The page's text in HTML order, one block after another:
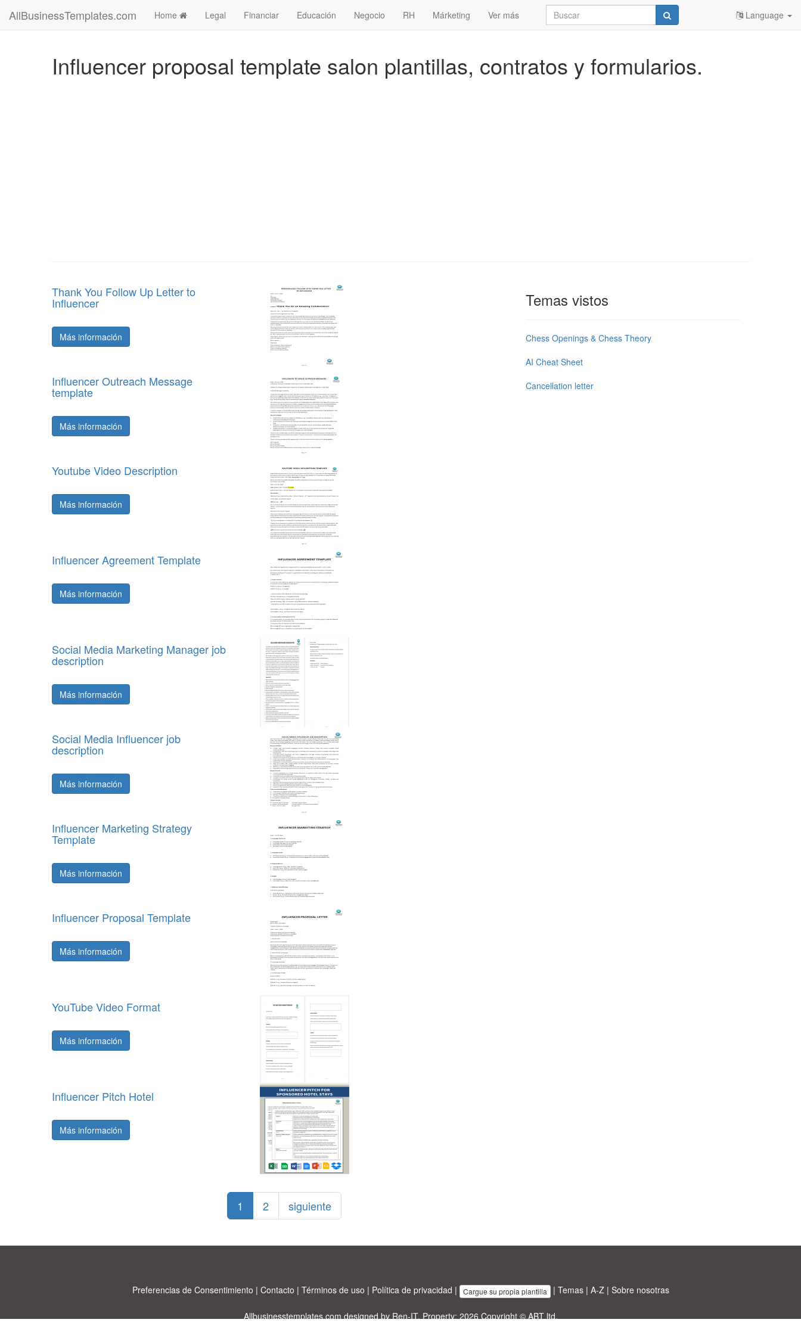
AllBusinessTemplates.com Home Legal Financiar Educación Negocio RH Márketing Ver más Language
Influencer proposal template salon plantillas, contratos y formularios.
Thank You Follow Up Letter to
Influencer
Más información
Influencer Outreach Message
template
Más información
Youtube Video Description
Más información
Influencer Agreement Template
Más información
Social Media Marketing Manager job
description
Más información
Social Media Influencer job
description
Más información
Influencer Marketing Strategy
Template
Más información
Influencer Proposal Template
Más información
YouTube Video Format
Más información
Influencer Pitch Hotel
Más información
1 2 siguiente
Temas vistos
Chess Openings & Chess Theory
AI Cheat Sheet
Cancellation letter
Preferencias de Consentimiento | Contacto | Términos de uso | Política de privacidad | Cargue su propia plantilla | Temas| A-Z| Sobre nosotras
Allbusinesstemplates.com designed by Ren-IT. Property: 2026 Copyright © ABT ltd.